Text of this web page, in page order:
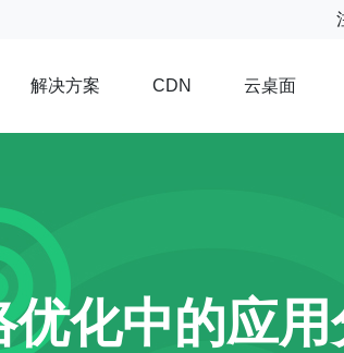
解决方案 CDN 云桌面
化中的应用